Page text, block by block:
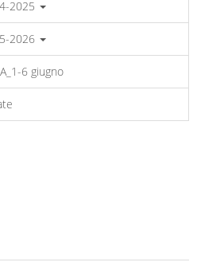
2025
2026
6 giugno